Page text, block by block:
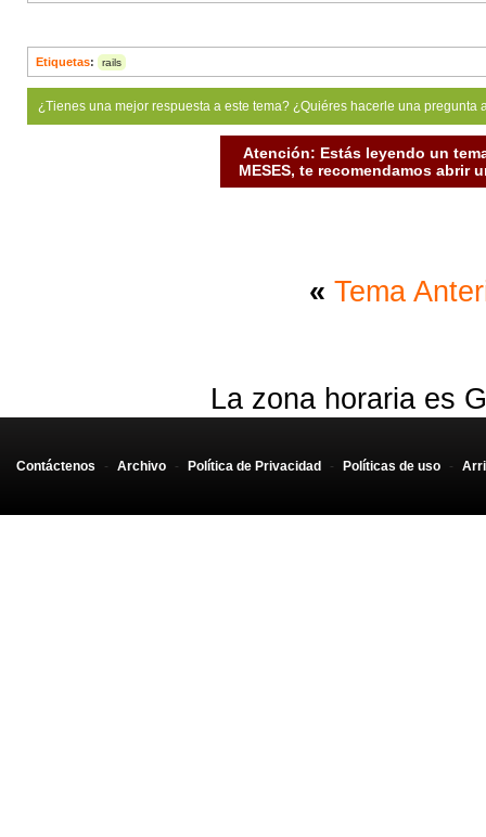
Etiquetas: rails
¿Tienes una mejor respuesta a este tema? ¿Quiéres hacerle una
Atención: Estás leyendo un
MESES, te recomendamos abrir
« Tema
La zona horaria es
Contáctenos - Archivo - Política de Privacidad - Políticas de uso -